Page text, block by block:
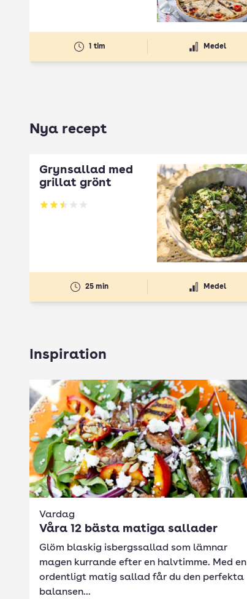
1 tim Medel
Nya recept
Grynsallad med
grillat grönt
Betyg: 2.5 av 5
25 min Medel
Inspiration
Vardag
Våra 12 bästa matiga sallader
Glöm blaskig isbergssallad som lämnar
magen kurrande efter en halvtimme. Med en
ordentligt matig sallad får du den perfekta
balansen...